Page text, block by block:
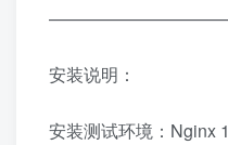
安装说明：
安装测试环境：Nginx